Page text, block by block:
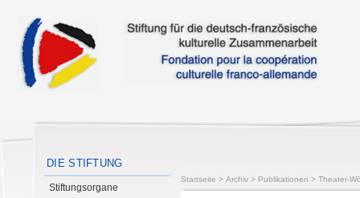
DIE STIFTUNG
Stiftungsorgane
Startseite > Archiv > Publikationen > Theater-